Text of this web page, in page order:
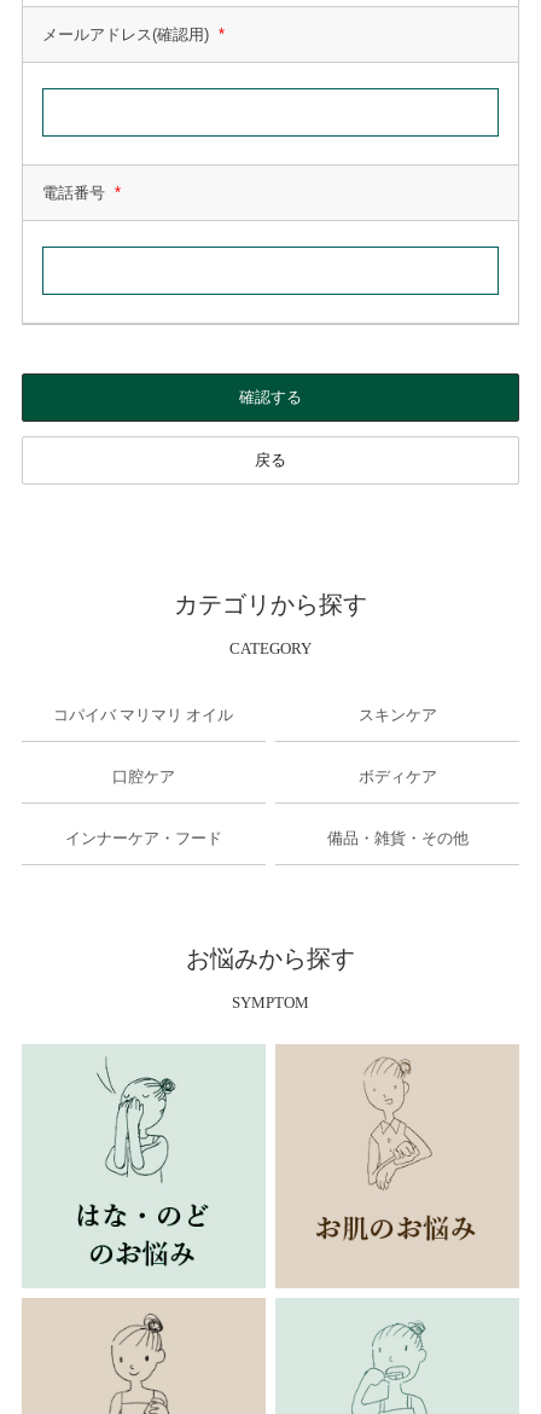
メールアドレス(確認用) *
電話番号 *
確認する
戻る
カテゴリから探す
CATEGORY
コパイバ マリマリ オイル スキンケア
口腔ケア ボディケア
インナーケア・フード 備品・雑貨・その他
お悩みから探す
SYMPTOM